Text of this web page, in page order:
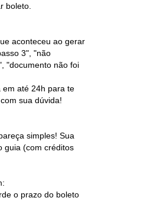
boleto.
aconteceu ao gerar
3", "não
"documento não foi
em até 24h para te
sua dúvida!
simples! Sua
guia (com créditos
o prazo do boleto